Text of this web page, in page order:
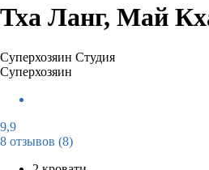
Тха Ланг, Май
Суперхозяин Студия
Суперхозяин
9,9
8 отзывов (8)